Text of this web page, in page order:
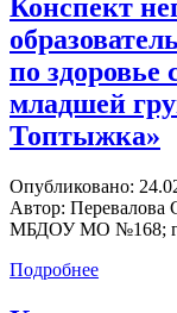
Конспект
по здоровье
младшей
Топтыжка»
Опубликовано:
Автор: Перевалова
МБДОУ МО №168;
Подробнее